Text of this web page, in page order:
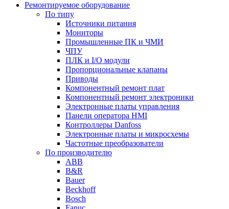
Ремонтируемое оборудование
По типу
Источники питания
Мониторы
Промышленные ПК и ЧМИ
ЧПУ
ПЛК и I/O модули
Пропорциональные клапаны
Приводы
Компонентный ремонт плат
Компонентный ремонт электроники
Электронные платы управления
Панели оператора HMI
Контроллеры Danfoss
Электронные платы и микросхемы
Частотные преобразователи
По производителю
ABB
B&R
Bauer
Beckhoff
Bosch